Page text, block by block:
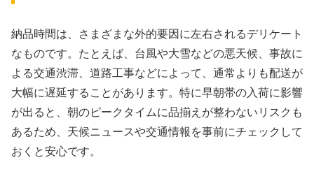
納品時間は、さまざまな外的要因に左右されるデリケート
なものです。たとえば、台風や大雪などの悪天候、事故に
よる交通渋滞、道路工事などによって、通常よりも配送が
大幅に遅延することがあります。特に早朝帯の入荷に影響
が出ると、朝のピークタイムに品揃えが整わないリスクも
あるため、天候ニュースや交通情報を事前にチェックして
おくと安心です。